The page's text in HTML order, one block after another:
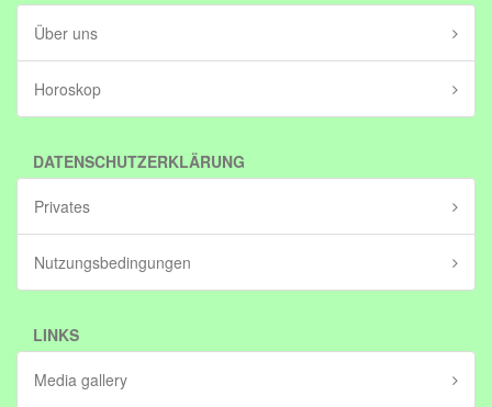
Über uns
Horoskop
DATENSCHUTZERKLÄRUNG
Privates
Nutzungsbedingungen
LINKS
Media gallery